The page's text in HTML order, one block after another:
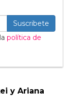
Suscribete
política de
y Ariana